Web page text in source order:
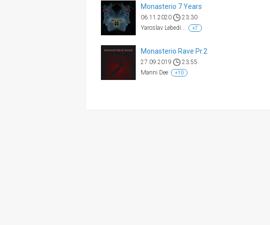
Monasterio 7 Years
06.11.2020
23:30
Yaroslav Lebedi...
+7
Monasterio Rave Pr.2
27.09.2019
23:55
Manni Dee
+10